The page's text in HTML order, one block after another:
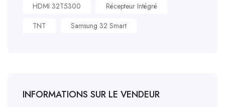
HDMI 32T5300
Récepteur Intégré
TNT
Samsung 32 Smart
INFORMATIONS SUR LE VENDEUR